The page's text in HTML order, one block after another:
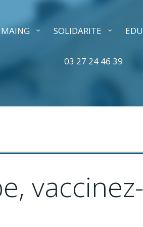
MAING SOLIDARITE
03 27 24 46 39